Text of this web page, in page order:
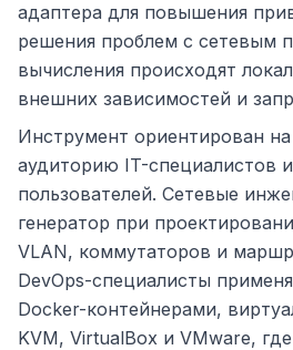
адаптера для повышения
решения проблем с сетевым
вычисления происходят
внешних зависимостей и
Инструмент ориентирован
аудиторию IT-специалистов
пользователей. Сетевые
генератор при
VLAN, коммутаторов и
DevOps-специалисты
Docker-контейнерами,
KVM, VirtualBox и VMware,